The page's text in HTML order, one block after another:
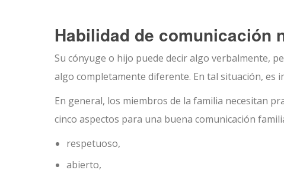
Habilidad de comunicación
Su cónyuge o hijo puede decir algo verbalmente,
algo completamente diferente. En tal situación, es
En general, los miembros de la familia necesitan
cinco aspectos para una buena comunicación
respetuoso,
abierto,